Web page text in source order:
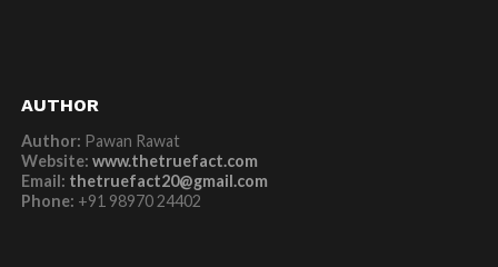
AUTHOR
Author: Pawan Rawat
Website: www.thetruefact.com
Email: thetruefact20@gmail.com
Phone: +91 98970 24402